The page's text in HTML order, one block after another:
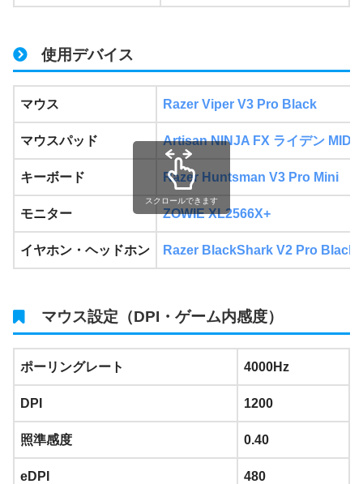
使用デバイス
マウス Razer Viper V3 Pro Black
マウスパッド Artisan NINJA FX ライデン MID
キーボード Razer Huntsman V3 Pro Mini
モニター ZOWIE XL2566X+
イヤホン・ヘッドホン Razer BlackShark V2 Pro Black
スクロールできます
マウス設定（DPI・ゲーム内感度）
ポーリングレート 4000Hz
DPI 1200
照準感度 0.40
eDPI 480